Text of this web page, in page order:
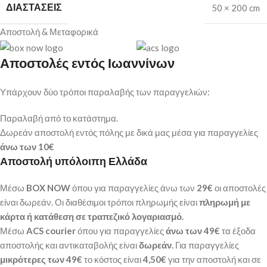
ΔΙΑΣΤΆΣΕΙΣ 50 × 200 cm
Αποστολή & Μεταφορικά
Αποστολές εντός Ιωαννίνων
Υπάρχουν δύο τρόποι παραλαβής των παραγγελιών:
Παραλαβή από το κατάστημα.
Δωρεάν αποστολή εντός πόλης με δικά μας μέσα για παραγγελίες
άνω των 10€
Αποστολή υπόλοιπη Ελλάδα
Μέσω BOX NOWόπου για παραγγελίες άνω των 29€ οι αποστολές
είναι δωρεάν. Οι διαθέσιμοι τρόποι πληρωμής είναιπληρωμή με
κάρτα ή κατάθεση σε τραπεζικό λογαριασμό.
Μέσω ACS courierόπου για παραγγελίεςάνω των 49€ τα έξοδα
αποστολής και αντικαταβολής είναιδωρεάν. Για παραγγελίες
μικρότερες των 49€ το κόστος είναι4,50€ για την αποστολή και σε